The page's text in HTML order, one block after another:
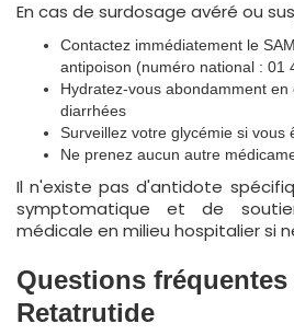
En cas de surdosage avéré ou
Contactez immédiatement le
antipoison (numéro national : 01
Hydratez-vous abondamment
diarrhées
Surveillez votre glycémie si vous
Ne prenez aucun autre
Il n'existe pas d'antidote
symptomatique et de
médicale en milieu hospitalier si
Questions
Retatrutide